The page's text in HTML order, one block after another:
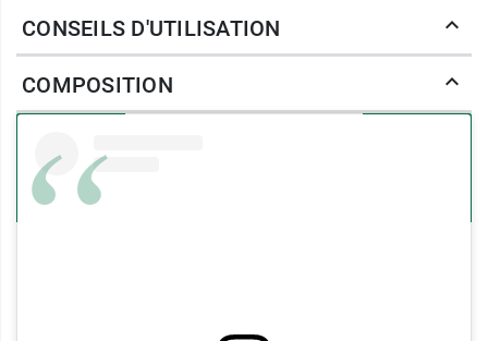
a un effet hydratant, et également adoucissant. Il
extérieures. Elles sont également formulées
l'extrait de fleur de calendula
officinal, ou souci des jardins. Cette plante,
CONSEILS D'UTILISATION
COMPOSITION